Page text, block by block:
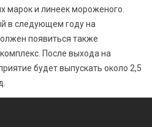
марок и линеек мороженого.
в следующем году на
появиться также
После выхода на
будет выпускать около 2,5